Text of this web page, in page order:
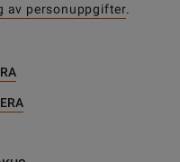
av personuppgifter.